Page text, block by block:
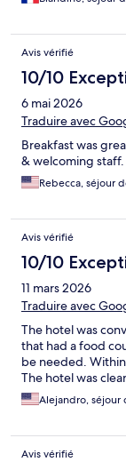
Avis vérifié
10/10
6 mai 2026
Traduire avec
Breakfast was
& welcoming staff.
Rebecca, séjour
Avis vérifié
10/10
11 mars 2026
Traduire avec
The hotel was
that had a food
be needed.
The hotel was
Alejandro, séjour
Avis vérifié